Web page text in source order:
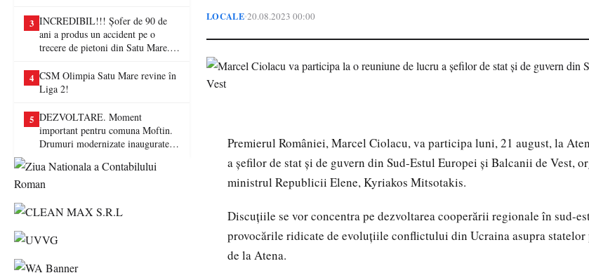
3 INCREDIBIL!!! Șofer de 90 de
ani a produs un accident pe o
trecere de pietoni din Satu Mare. O
4 CSM Olimpia Satu Mare revine în
Liga 2!
5 DEZVOLTARE. Moment
important pentru comuna Moftin.
Drumuri modernizate inaugurate în
LOCALE•20.08.2023 00:00
Premierul României, Marcel Ciolacu, va participa luni, 21 august, la
a șefilor de stat și de guvern din Sud-Estul Europei și Balcanii de Vest,
ministrul Republicii Elene, Kyriakos Mitsotakis.
Discuțiile se vor concentra pe dezvoltarea cooperării regionale în sud-
provocările ridicate de evoluțiile conflictului din Ucraina asupra
de la Atena.